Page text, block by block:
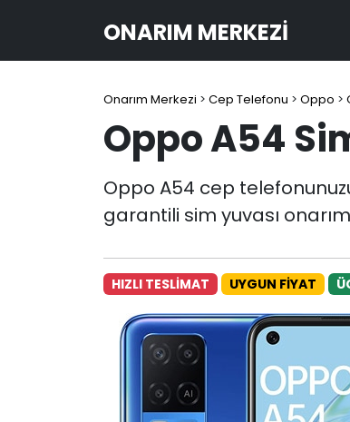
ONARIM MERKEZI
Onarım Merkezi > Cep Telefonu > Oppo >
Oppo A54
Oppo A54 cep
garantili sim yuvası
HIZLI TESLİMAT UYGUN FİYAT